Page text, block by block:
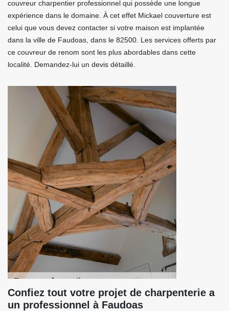
couvreur charpentier professionnel qui possède une longue
expérience dans le domaine. À cet effet Mickael couverture est
celui que vous devez contacter si votre maison est implantée
dans la ville de Faudoas, dans le 82500. Les services offerts par
ce couvreur de renom sont les plus abordables dans cette
localité. Demandez-lui un devis détaillé.
Confiez tout votre projet de charpenterie a
un professionnel à Faudoas